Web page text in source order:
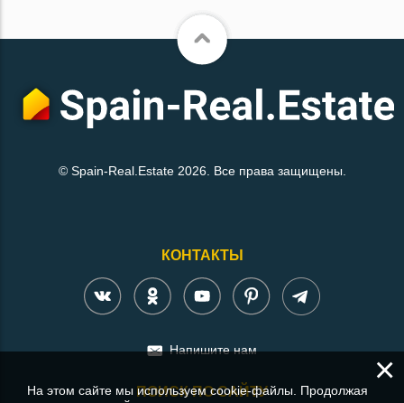
© Spain-Real.Estate 2026. Все права защищены.
КОНТАКТЫ
Напишите нам
ПОИСК ПО САЙТУ
×
На этом сайте мы используем cookie-файлы. Продолжая